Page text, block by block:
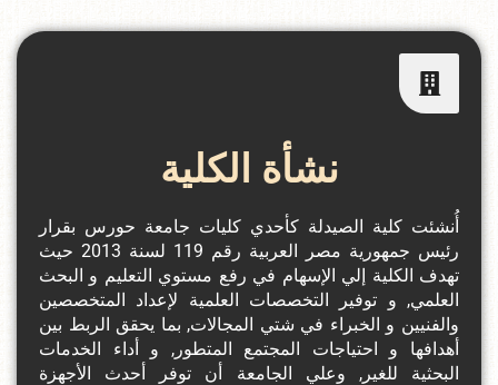
نشأة الكلية
أُنشئت كلية الصيدلة كأحدي كليات جامعة حورس بقرار
رئيس جمهورية مصر العربية رقم 119 لسنة 2013 حيث
تهدف الكلية إلي الإسهام في رفع مستوي التعليم و البحث
العلمي, و توفير التخصصات العلمية لإعداد المتخصصين
والفنيين و الخبراء في شتي المجالات, بما يحقق الربط بين
أهدافها و احتياجات المجتمع المتطور, و أداء الخدمات
البحثية للغير, وعلي الجامعة أن توفر أحدث الأجهزة